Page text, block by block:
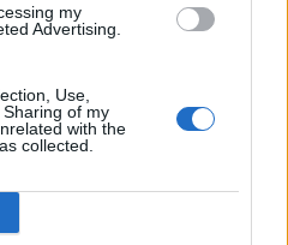
my
Advertising.
Use,
of my
with the
collected.